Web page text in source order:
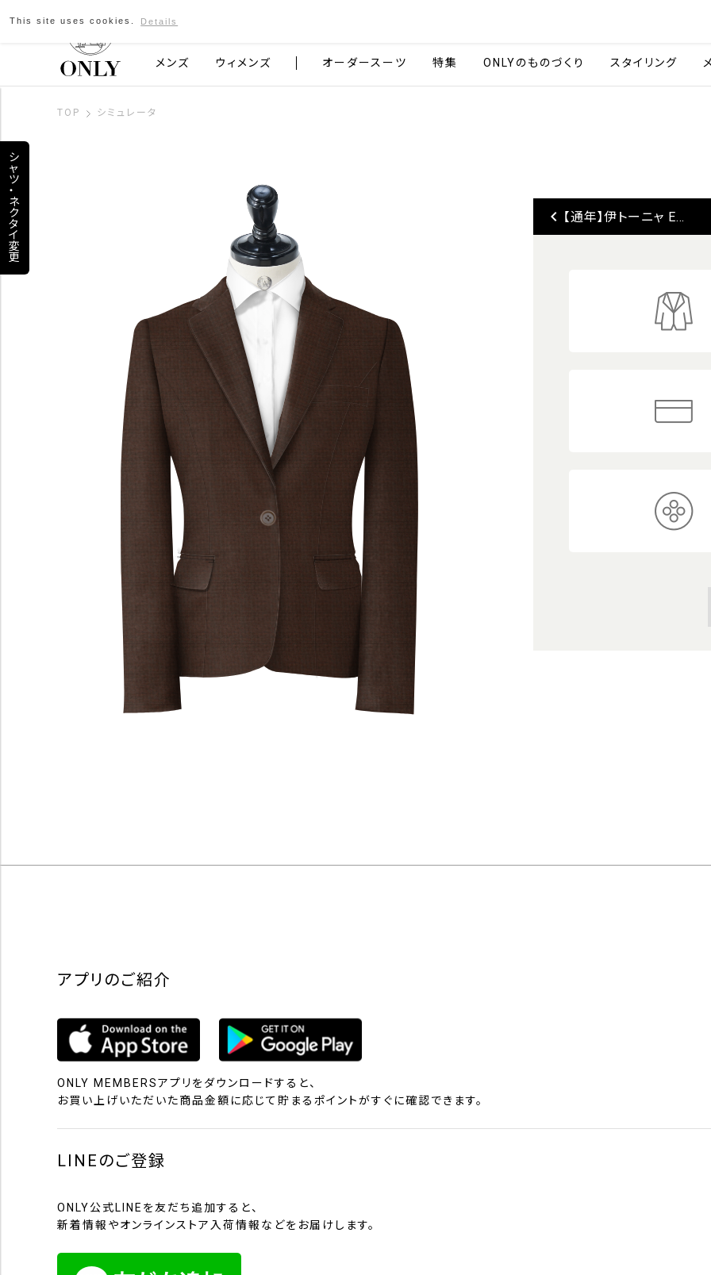
京都発のスーツブランド ONLY
メンズ ウィメンズ オーダースーツ 特集 ONLYのものづくり スタイリング
TOP シミュレータ
シ
ャ
ツ
・
ネ
ク
タ
イ
変
更
keyboard_arrow_left 【通年】伊トーニャ E...
アプリのご紹介
ONLY MEMBERSアプリをダウンロードすると、
お買い上げいただいた商品金額に応じて貯まるポイントがすぐに確認できます。
LINEのご登録
ONLY公式LINEを友だち追加すると、
新着情報やオンラインストア入荷情報などをお届けします。
This site uses cookies. Details